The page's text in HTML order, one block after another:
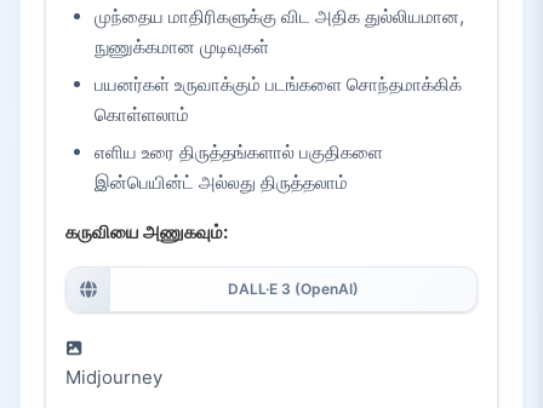
முந்தைய மாதிரிகளுக்கு விட அதிக துல்லியமான,
நுணுக்கமான முடிவுகள்
பயனர்கள் உருவாக்கும் படங்களை சொந்தமாக்கிக்
கொள்ளலாம்
எளிய உரை திருத்தங்களால் பகுதிகளை
இன்பெயின்ட் அல்லது திருத்தலாம்
கருவியை அணுகவும்:
DALL·E 3 (OpenAI)
Midjourney